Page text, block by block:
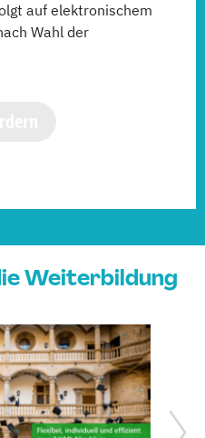
auf elektronischem
Wahl der
Weiterbildung